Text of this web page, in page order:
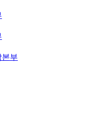
본부